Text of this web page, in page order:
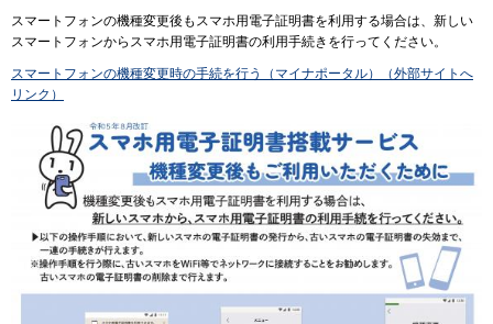
スマートフォンの機種変更後もスマホ用電子証明書を利用する場合は、新しい
スマートフォンからスマホ用電子証明書の利用手続きを行ってください。
スマートフォンの機種変更時の手続を行う（マイナポータル）（外部サイトへ
リンク）